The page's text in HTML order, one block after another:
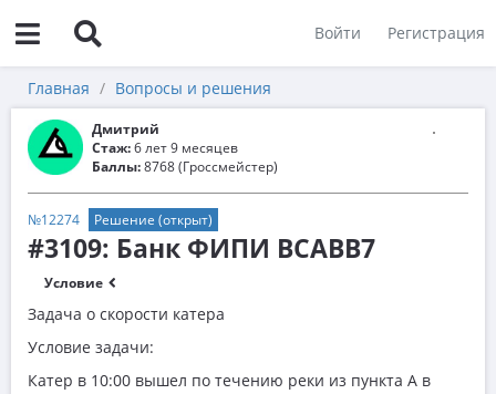
Войти Регистрация
Главная Вопросы и решения
Дмитрий
Стаж:6 лет 9 месяцев
Баллы:8768 (Гроссмейстер)
№12274 Решение (открыт)
#3109: Банк ФИПИ BCABB7
Условие
Задача о скорости катера
Условие задачи:
Катер в 10:00 вышел по течению реки из пункта А в